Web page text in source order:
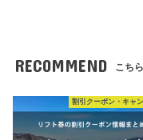
RECOMMEND こち
割引クーポン・キャ